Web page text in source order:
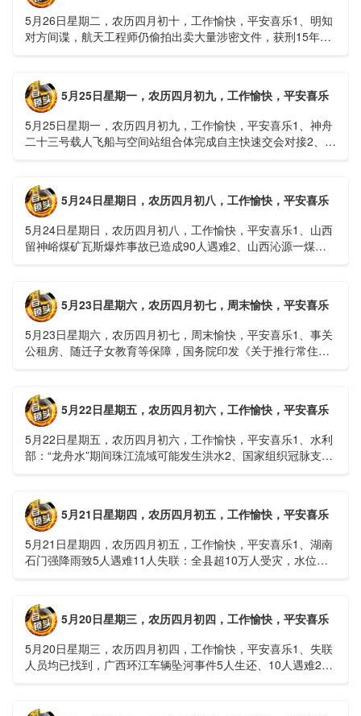
5月26日星期二，农历四月初十，工作愉快，平安喜乐1、明知
对方间谍，航天工程师仍偷拍出卖大量涉密文件，获刑15年
5月25日星期一，农历四月初九，工作愉快，平安喜乐
5月25日星期一，农历四月初九，工作愉快，平安喜乐1、神舟
二十三号载人飞船与空间站组合体完成自主快速交会对接2、山
5月24日星期日，农历四月初八，工作愉快，平安喜乐
5月24日星期日，农历四月初八，工作愉快，平安喜乐1、山西
留神峪煤矿瓦斯爆炸事故已造成90人遇难2、山西沁源一煤矿
5月23日星期六，农历四月初七，周末愉快，平安喜乐
5月23日星期六，农历四月初七，周末愉快，平安喜乐1、事关
公租房、随迁子女教育等保障，国务院印发《关于推行常住地
5月22日星期五，农历四月初六，工作愉快，平安喜乐
5月22日星期五，农历四月初六，工作愉快，平安喜乐1、水利
部：“龙舟水”期间珠江流域可能发生洪水2、国家组织冠脉支架
5月21日星期四，农历四月初五，工作愉快，平安喜乐
5月21日星期四，农历四月初五，工作愉快，平安喜乐1、湖南
石门强降雨致5人遇难11人失联：全县超10万人受灾，水位正
5月20日星期三，农历四月初四，工作愉快，平安喜乐
5月20日星期三，农历四月初四，工作愉快，平安喜乐1、失联
人员均已找到，广西环江车辆坠河事件5人生还、10人遇难2、